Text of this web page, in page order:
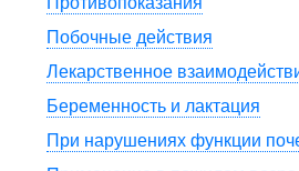
Побочные действия
Лекарственное
Беременность и лактация
При нарушениях функции